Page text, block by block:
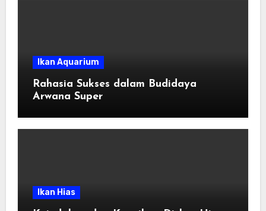
Ikan Aquarium
Rahasia Sukses dalam Budidaya
Arwana Super
Ikan Hias